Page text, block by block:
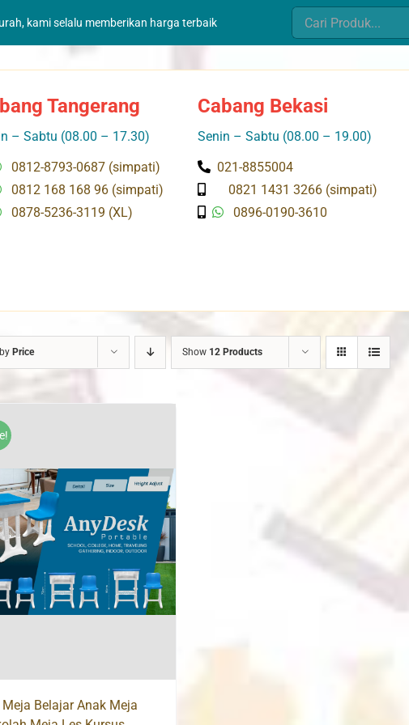
kami selalu memberikan harga terbaik
Search
for:
Tangerang
– Sabtu (08.00 – 17.30)
0812-8793-0687 (simpati)
0812 168 168 96 (simpati)
0878-5236-3119 (XL)
Cabang Bekasi
Senin – Sabtu (08.00 – 19.00)
021-8855004
0821 1431 3266 (simpati)
0896-0190-3610
Price Show 12 Products
Meja Belajar Anak Meja